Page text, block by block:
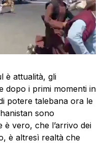
è attualità, gli
dopo i primi momenti in
potere talebana ora le
sono
è vero, che l’arrivo dei
è altresì realtà che